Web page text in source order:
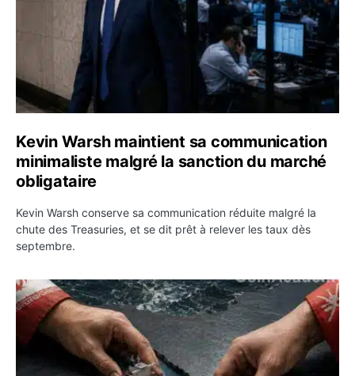
Kevin Warsh maintient sa communication
minimaliste malgré la sanction du marché
obligataire
Kevin Warsh conserve sa communication réduite malgré la
chute des Treasuries, et se dit prêt à relever les taux dès
septembre.
Ormuz : l’Iran annonce un accord avec Oman sur une